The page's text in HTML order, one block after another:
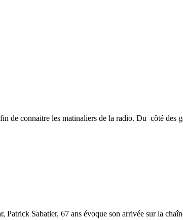
de connaitre les matinaliers de la radio. Du côté des
Patrick Sabatier, 67 ans évoque son arrivée sur la